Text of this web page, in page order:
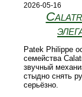
2026-05-16
Patek Philippe
семейства
звучный
стыдно снять
серьёзно.